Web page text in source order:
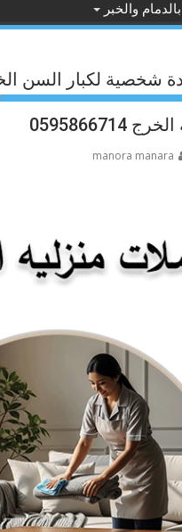
والخبر
شخصية لكبار السن
manora manara